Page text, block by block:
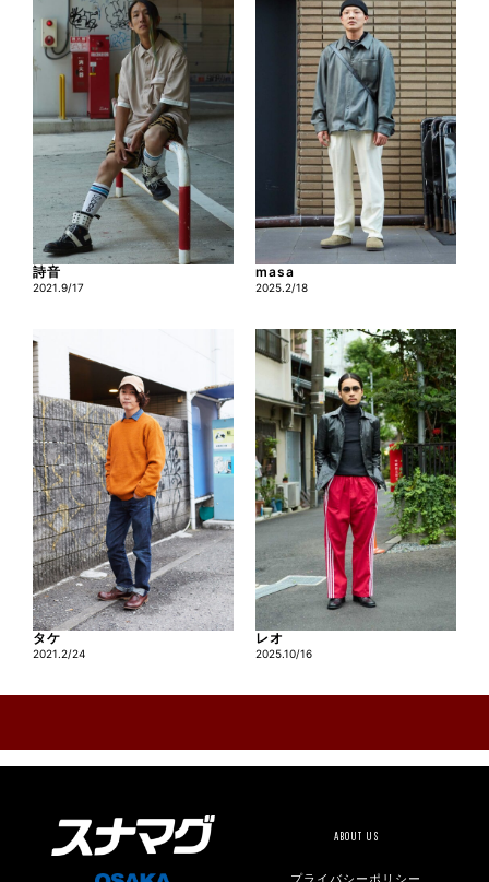
詩音
2021.9/17
masa
2025.2/18
タケ
2021.2/24
レオ
2025.10/16
ABOUT US
プライバシーポリシー